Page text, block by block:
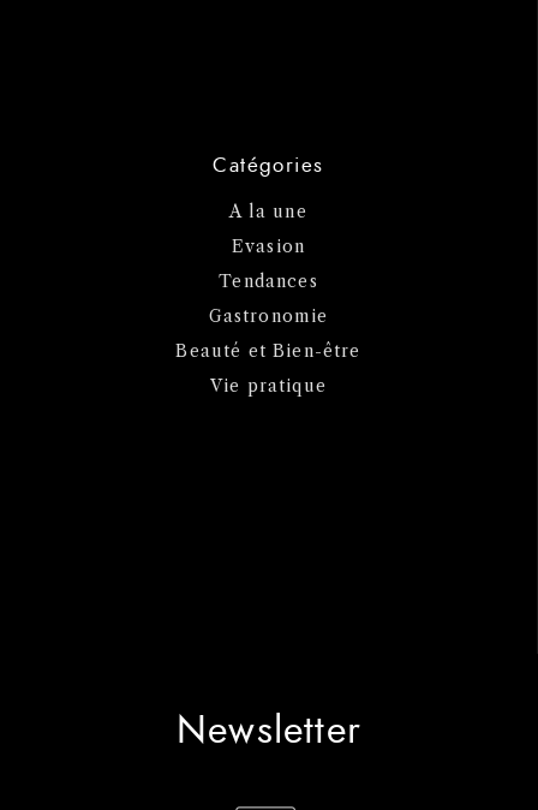
Catégories
A la une
Evasion
Tendances
Gastronomie
Beauté et Bien-être
Vie pratique
Newsletter